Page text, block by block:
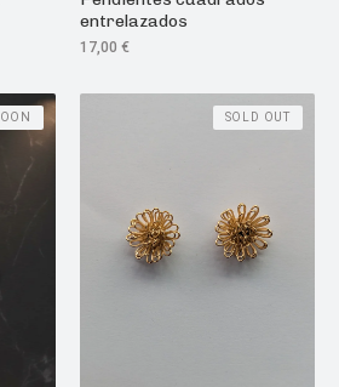
entrelazados
17,00 €
SOLD OUT